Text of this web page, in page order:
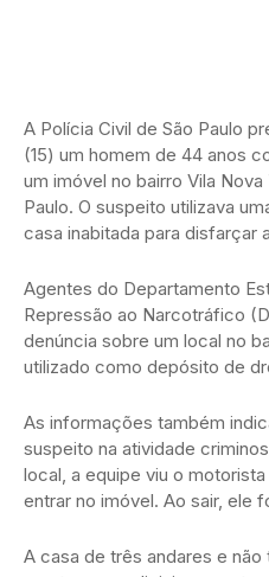
A Polícia Civil de São Paulo
(15) um homem de 44 anos
um imóvel no bairro Vila
Paulo. O suspeito utilizava
casa inabitada para disfarçar
Agentes do Departamento
Repressão ao Narcotráfico
denúncia sobre um local no
utilizado como depósito de
As informações também
suspeito na atividade
local, a equipe viu o
entrar no imóvel. Ao sair, ele
A casa de três andares e não